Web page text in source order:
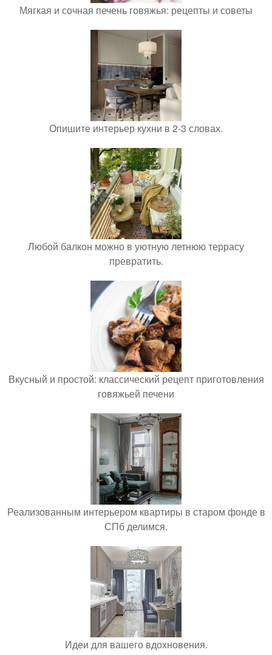
Мягкая и сочная печень говяжья: рецепты и советы
Опишите интерьер кухни в 2-3 словах.
Любой балкон можно в уютную летнюю террасу
превратить.
Вкусный и простой: классический рецепт приготовления
говяжьей печени
Реализованным интерьером квартиры в старом фонде в
СПб делимся.
Идеи для вашего вдохновения.